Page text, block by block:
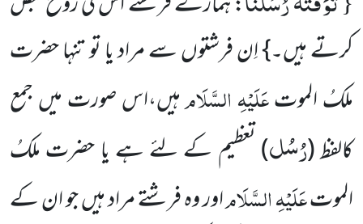
کرتے ہیں۔} اِن فرشتوں سے مراد یا تو تنہا حضرت
ملکُ الموتعَلَیْہِ السَّلَامہیں،اس صورت میں جمع
کالفظ (رُسُل) تعظیم کے لئے ہے یا حضرت ملکُ
الموتعَلَیْہِ السَّلَاماور وہ فرشتے مراد ہیں جو ان کے